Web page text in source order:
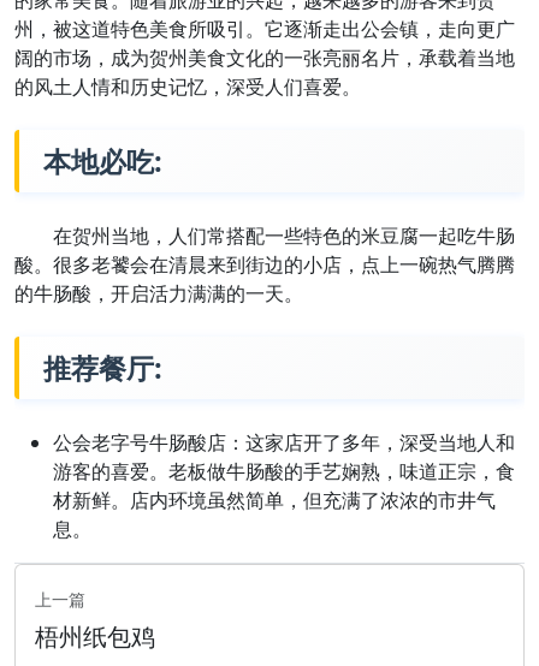
州，被这道特色美食所吸引。它逐渐走出公会镇，走向更广
阔的市场，成为贺州美食文化的一张亮丽名片，承载着当地
的风土人情和历史记忆，深受人们喜爱。
本地必吃:
在贺州当地，人们常搭配一些特色的米豆腐一起吃牛肠
酸。很多老饕会在清晨来到街边的小店，点上一碗热气腾腾
的牛肠酸，开启活力满满的一天。
推荐餐厅:
公会老字号牛肠酸店：这家店开了多年，深受当地人和
游客的喜爱。老板做牛肠酸的手艺娴熟，味道正宗，食
材新鲜。店内环境虽然简单，但充满了浓浓的市井气
息。
上一篇
梧州纸包鸡